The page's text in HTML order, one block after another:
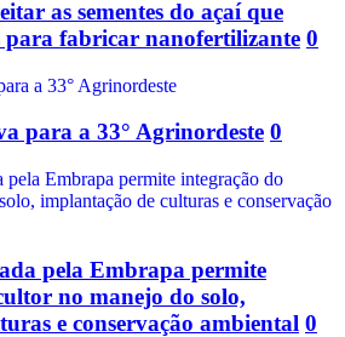
as sementes do açaí que
para fabricar nanofertilizante 0
para a 33° Agrinordeste 0
pela Embrapa permite
no manejo do solo,
e conservação ambiental 0